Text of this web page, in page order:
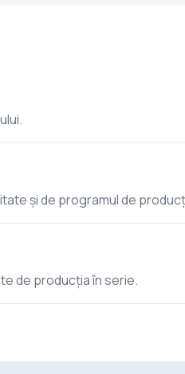
și de programul de
de producția în serie.